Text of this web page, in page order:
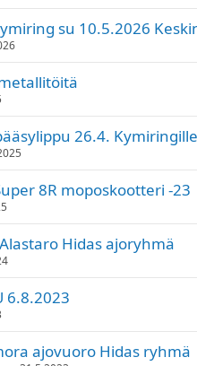
su 10.5.2026
26.4.
8R moposkootteri -23
Hidas ajoryhmä
6.8.2023
ajovuoro Hidas ryhmä